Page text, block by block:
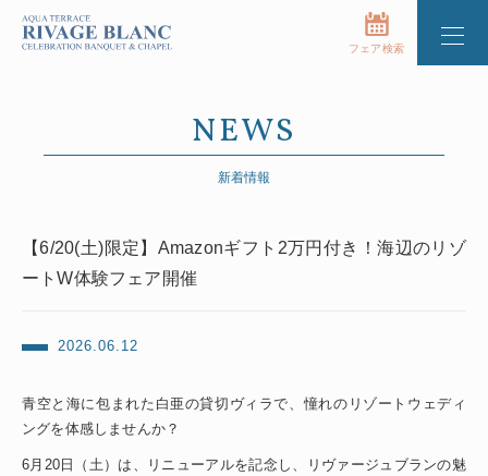
フェア検索
NEWS
新着情報
【6/20(土)限定】Amazonギフト2万円付き！海辺のリゾ
ートW体験フェア開催
2026.06.12
青空と海に包まれた白亜の貸切ヴィラで、憧れのリゾートウェディ
ングを体感しませんか？
6月20日（土）は、リニューアルを記念し、リヴァージュブランの魅